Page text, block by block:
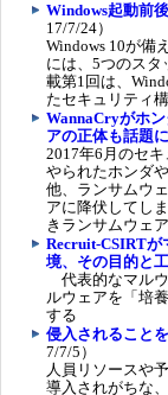
Windows起動前
17/7/24）
Windows 10が備
には、5つのス
載第1回は、
たセキュリティ
WannaCryがホ
アの正体も話題に
2017年6月のセ
やられたホンダ
他、ランサムウ
アに降伏してし
きランサムウェ
Recruit-CSIRTが
境、その目的と
代表的なマル
ルウェアを「培
する
侵入されること
7/7/5）
人員リソースや
導入されがちな